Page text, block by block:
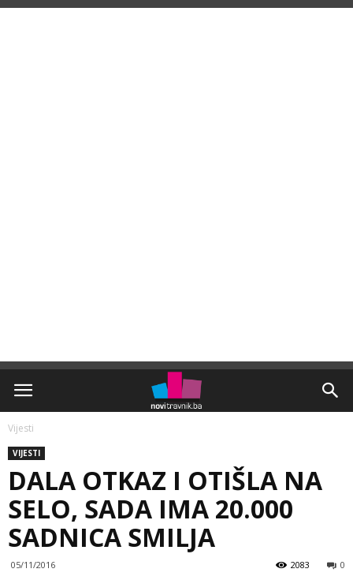
Vijesti
VIJESTI
DALA OTKAZ I OTIŠLA NA
SELO, SADA IMA 20.000
SADNICA SMILJA
05/11/2016 0
2083